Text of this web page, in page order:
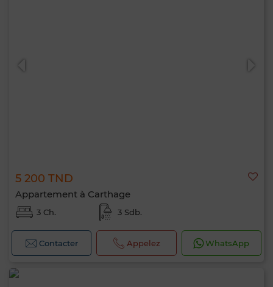
5 200 TND
Appartement à Carthage
3 Ch. 3 Sdb.
Contacter Appelez WhatsApp